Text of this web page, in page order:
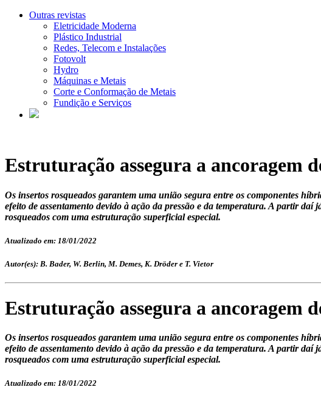
Outras revistas
Eletricidade Moderna
Plástico Industrial
Redes, Telecom e Instalações
Fotovolt
Hydro
Máquinas e Metais
Corte e Conformação de Metais
Fundição e Serviços
Estruturação assegura a ancoragem
Os insertos rosqueados garantem uma união segura entre os componentes
efeito de assentamento devido à ação da pressão e da temperatura. A partir
rosqueados com uma estruturação superficial especial.
Atualizado em: 18/01/2022
Autor(es): B. Bader, W. Berlin, M. Demes, K. Dröder e T. Vietor
Estruturação assegura a ancoragem
Os insertos rosqueados garantem uma união segura entre os componentes
efeito de assentamento devido à ação da pressão e da temperatura. A partir
rosqueados com uma estruturação superficial especial.
Atualizado em: 18/01/2022